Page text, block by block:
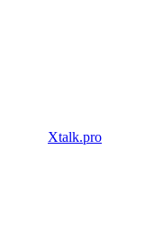
Xtalk.pro